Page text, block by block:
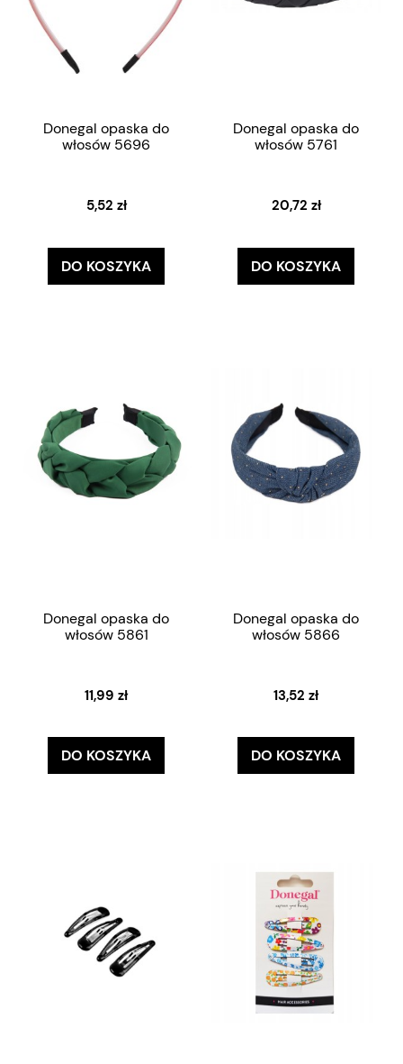
Donegal opaska do
włosów 5696
5,52 zł
DO KOSZYKA
Donegal opaska do
włosów 5761
20,72 zł
DO KOSZYKA
Donegal opaska do
włosów 5861
11,99 zł
DO KOSZYKA
Donegal opaska do
włosów 5866
13,52 zł
DO KOSZYKA